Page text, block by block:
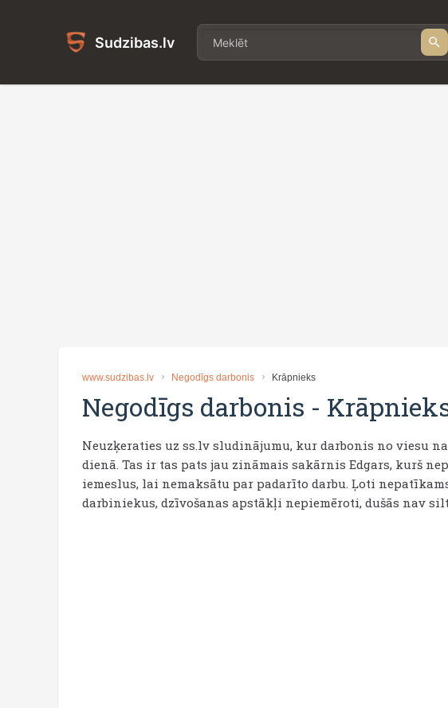
Sudzibas.lv
www.sudzibas.lv Negodīgs darbonis Krāpnieks
Negodīgs darbonis -
Neuzķeraties uz ss.lv sludinājumu, kur darbonis no viesu
dienā. Tas ir tas pats jau zināmais sakārnis Edgars, kurš
iemeslus, lai nemaksātu par padarīto darbu. Ļoti
darbiniekus, dzīvošanas apstākļi nepiemēroti, dušās nav